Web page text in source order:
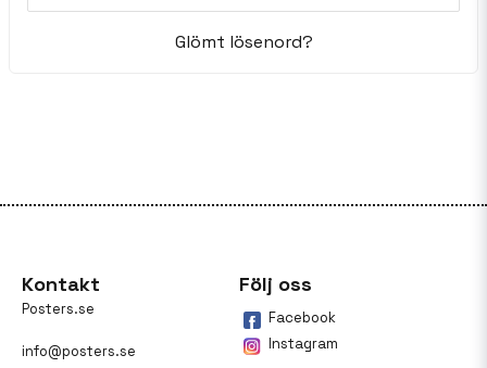
Glömt lösenord?
Kontakt
Posters.se
info@posters.se
Följ oss
Facebook
Instagram